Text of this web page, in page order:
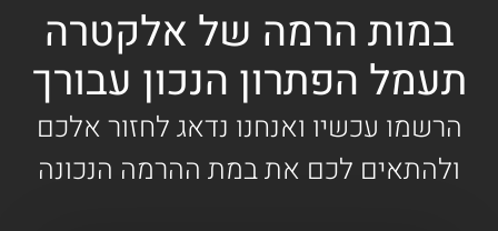
במות הרמה של אלקטרה
תעמל הפתרון הנכון עבורך
הרשמו עכשיו ואנחנו נדאג לחזור אלכם
ולהתאים לכם את במת ההרמה הנכונה